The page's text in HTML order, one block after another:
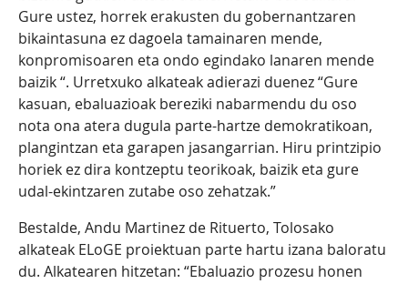
Gure ustez, horrek erakusten du gobernantzaren
bikaintasuna ez dagoela tamainaren mende,
konpromisoaren eta ondo egindako lanaren mende
baizik “. Urretxuko alkateak adierazi duenez “Gure
kasuan, ebaluazioak bereziki nabarmendu du oso
nota ona atera dugula parte-hartze demokratikoan,
plangintzan eta garapen jasangarrian. Hiru printzipio
horiek ez dira kontzeptu teorikoak, baizik eta gure
udal-ekintzaren zutabe oso zehatzak.”
Bestalde, Andu Martinez de Rituerto, Tolosako
alkateak ELoGE proiektuan parte hartu izana baloratu
du. Alkatearen hitzetan: “Ebaluazio prozesu honen